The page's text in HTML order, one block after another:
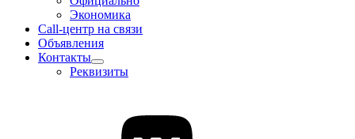
Экономика
Call-центр на связи
Объявления
Контакты
Реквизиты